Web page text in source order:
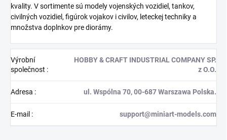
kvality. V sortimente sú modely vojenských vozidiel, tankov,
civilných vozidiel, figúrok vojakov i civilov, leteckej techniky a
množstva doplnkov pre diorámy.
Výrobní
společnost :
HOBBY & CRAFT INDUSTRIAL COMPANY SP.
z O.O.
Adresa : ul. Wspólna 70, 00-687 Warszawa Polska.
E-mail : support@miniart-models.com